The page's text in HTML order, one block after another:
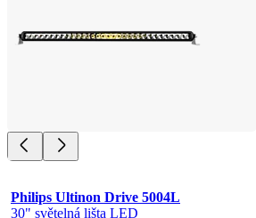
Philips Ultinon Drive 5004L
30" světelná lišta LED